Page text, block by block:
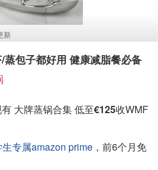
新
蒸包子都好用 健康减脂餐必备
大牌蒸锅合集 低至€125收WMF
专属amazon prime ，前6个月免